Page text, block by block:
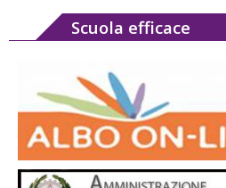
Scuola efficace